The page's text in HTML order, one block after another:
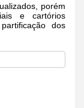
porém
e cartórios
dos